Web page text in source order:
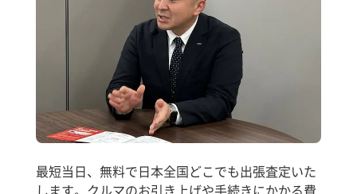
最短当日、無料で日本全国どこでも出張査定いた
します。クルマのお引き上げや手続きにかかる費